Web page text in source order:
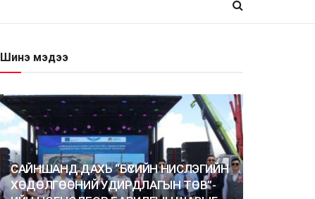
Шинэ мэдээ
САЙНШАНД ДАХЬ “БҮСИЙН НИСЛЭГИЙН
ХӨДӨЛГӨӨНИЙ УДИРДЛАГЫН ТӨВ”-